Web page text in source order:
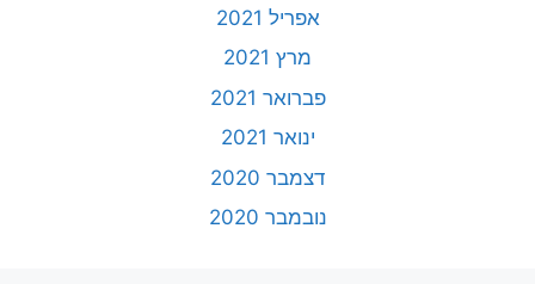
אפריל 2021
מרץ 2021
פברואר 2021
ינואר 2021
דצמבר 2020
נובמבר 2020